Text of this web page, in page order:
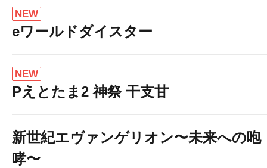
NEW
eワールドダイスター
NEW
Pえとたま2 神祭 干支甘
新世紀エヴァンゲリオン〜未来への咆
哮〜